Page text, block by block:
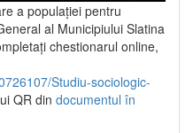
a populaţiei pentru
al Municipiului Slatina
chestionarul online,
Studiu-sociologic-
QR din documentul în